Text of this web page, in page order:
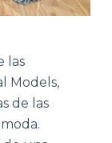
las
Models,
de las